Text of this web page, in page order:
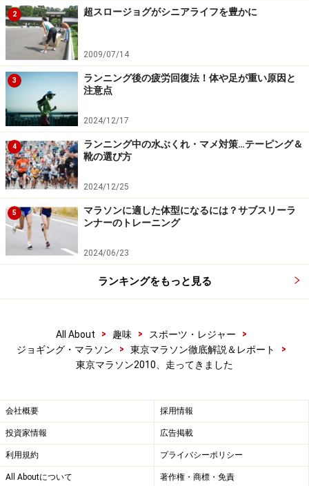
「ダイコン、ガンバレ！」と人気者の大根さん。市ヶ谷で
抜いたが、40km手前あたりで抜き返される。恐るべし特急
大根
奈良から参加の雷門提灯さん。浅草では大人気だったろう
な
歩道橋には「8：30～16：25都心部通行止め」の横断幕が。
ご迷惑をおかけします
東京タワーも次回は東京ツリータワーに首位の座を明け渡
元気をくれるボランティアスタッフ。ありがとう
2 超スロージョグがシニアライフを豊かに
2009/07/14
3
ランニング後の疲労回復法！体や足が重い原因と
注意点
2024/12/17
4
ランニング中の水ぶくれ・マメ対策…テーピング＆
靴の選び方
2024/12/25
5
マラソンに適した体型になるには？サブスリーラ
ンナーのトレーニング
2024/06/23
ランキングをもっと見る
All About > 趣味 > スポーツ・レジャー
>
ジョギング・マラソン
> 東京マラソン徹底解説＆レポート
>
東京マラソン2010、走ってきました
会社概要 採用情報
投資家情報 広告掲載
利用規約 プライバシーポリシー
All Aboutについて 著作権・商標・免責